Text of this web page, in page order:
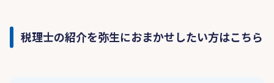
税理士の紹介を弥生におまかせしたい方はこちら